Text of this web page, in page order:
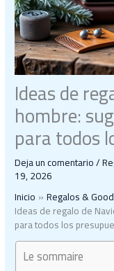
Ideas de
hombre:
para todos
Deja un comentario/
19, 2026
Inicio
Regalos &
Ideas de regalo de
para todos los
Le sommaire